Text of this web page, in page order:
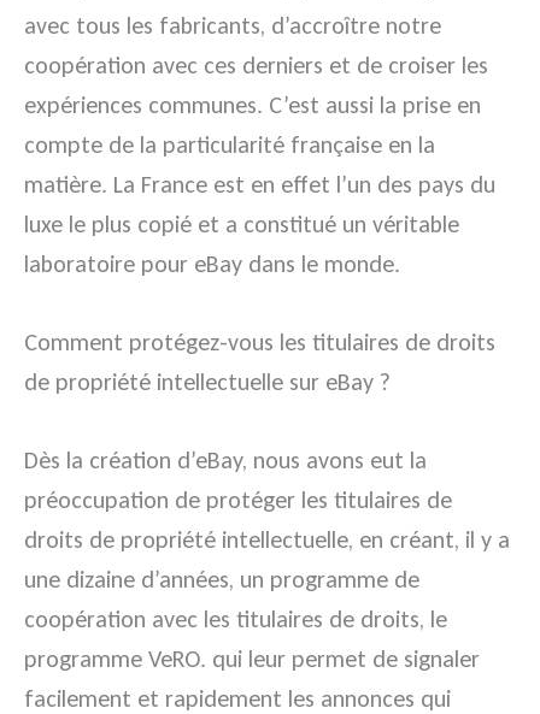
avec tous les fabricants, d’accroître notre
coopération avec ces derniers et de croiser les
expériences communes. C’est aussi la prise en
compte de la particularité française en la
matière. La France est en effet l’un des pays du
luxe le plus copié et a constitué un véritable
laboratoire pour eBay dans le monde.
Comment protégez-vous les titulaires de droits
de propriété intellectuelle sur eBay ?
Dès la création d’eBay, nous avons eut la
préoccupation de protéger les titulaires de
droits de propriété intellectuelle, en créant, il y a
une dizaine d’années, un programme de
coopération avec les titulaires de droits, le
programme VeRO. qui leur permet de signaler
facilement et rapidement les annonces qui